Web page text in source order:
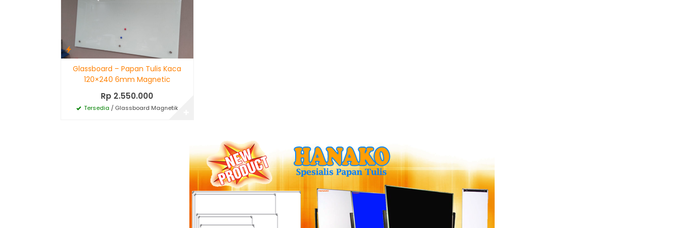
Glassboard – Papan Tulis Kaca
120×240 6mm Magnetic
Rp 2.550.000
Tersedia / Glassboard Magnetik